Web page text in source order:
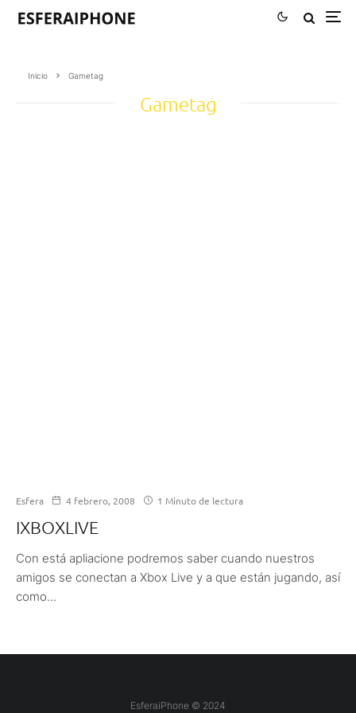
Inicio Gametag
Gametag
Esfera 4 febrero, 2008 1 Minuto de lectura
IXBOXLIVE
Con está apliacione podremos saber cuando nuestros
amigos se conectan a Xbox Live y a que están jugando, así
como...
EsferaiPhone © 2024